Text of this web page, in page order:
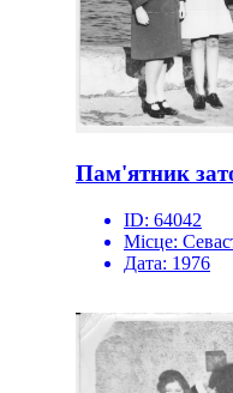
Пам'ятник
ID: 64042
Місце:
Дата: 1976